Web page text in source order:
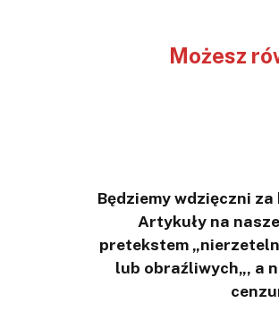
Możesz
Będziemy wdzięczni
Artykuły na
pretekstem
lub obraźliwych„, a